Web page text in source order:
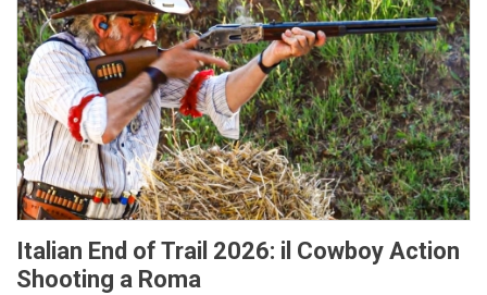
Italian End of Trail 2026: il Cowboy Action
Shooting a Roma